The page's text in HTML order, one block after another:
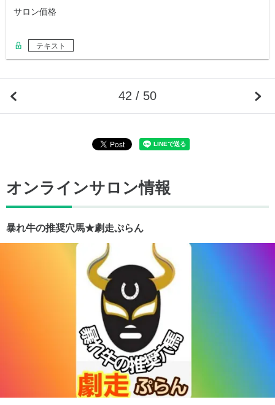
サロン価格
テキスト
42 / 50
オンラインサロン情報
暴れ牛の推奨穴馬★劇走ぷらん